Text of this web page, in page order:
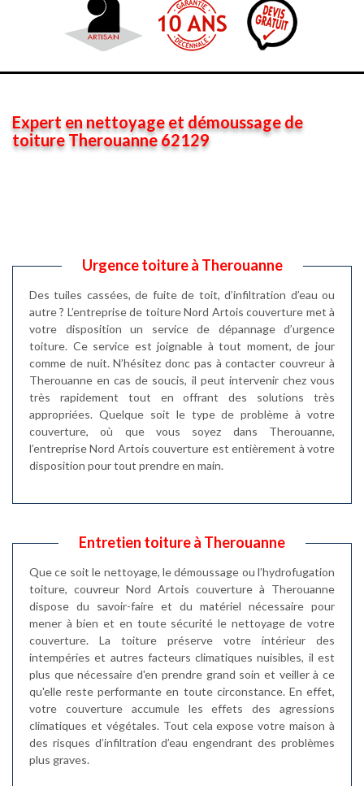
Expert en nettoyage et démoussage de
toiture Therouanne 62129
Urgence toiture à Therouanne
Des tuiles cassées, de fuite de toit, d’infiltration d’eau ou
autre ? L’entreprise de toiture Nord Artois couverture met à
votre disposition un service de dépannage d’urgence
toiture. Ce service est joignable à tout moment, de jour
comme de nuit. N’hésitez donc pas à contacter couvreur à
Therouanne en cas de soucis, il peut intervenir chez vous
très rapidement tout en offrant des solutions très
appropriées. Quelque soit le type de problème à votre
couverture, où que vous soyez dans Therouanne,
l’entreprise Nord Artois couverture est entièrement à votre
disposition pour tout prendre en main.
Entretien toiture à Therouanne
Que ce soit le nettoyage, le démoussage ou l’hydrofugation
toiture, couvreur Nord Artois couverture à Therouanne
dispose du savoir-faire et du matériel nécessaire pour
mener à bien et en toute sécurité le nettoyage de votre
couverture. La toiture préserve votre intérieur des
intempéries et autres facteurs climatiques nuisibles, il est
plus que nécessaire d'en prendre grand soin et veiller à ce
qu'elle reste performante en toute circonstance. En effet,
votre couverture accumule les effets des agressions
climatiques et végétales. Tout cela expose votre maison à
des risques d’infiltration d’eau engendrant des problèmes
plus graves.